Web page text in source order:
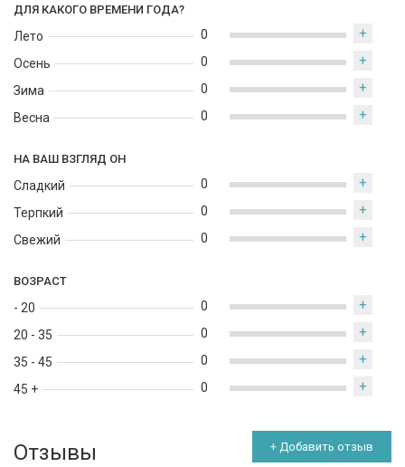
ДЛЯ КАКОГО ВРЕМЕНИ ГОДА?
Лето
Осень
Зима
Весна
0 +
0 +
0 +
0 +
НА ВАШ ВЗГЛЯД ОН
Сладкий
Терпкий
Свежий
0 +
0 +
0 +
ВОЗРАСТ
- 20
20 - 35
35 - 45
45 +
0 +
0 +
0 +
0 +
Отзывы + Добавить отзыв